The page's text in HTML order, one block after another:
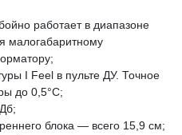
работает в диапазоне
малогабаритному
I Feel в пульте ДУ. Точное
до 0,5°С;
блока — всего 15,9 см;